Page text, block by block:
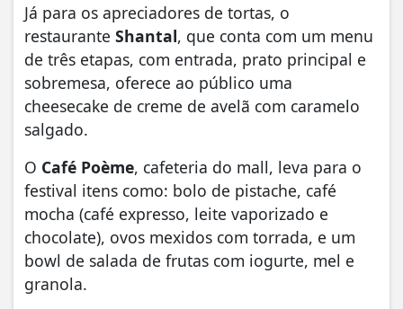
Já para os apreciadores de tortas, o
restaurante Shantal, que conta com um menu
de três etapas, com entrada, prato principal e
sobremesa, oferece ao público uma
cheesecake de creme de avelã com caramelo
salgado.
O Café Poème, cafeteria do mall, leva para o
festival itens como: bolo de pistache, café
mocha (café expresso, leite vaporizado e
chocolate), ovos mexidos com torrada, e um
bowl de salada de frutas com iogurte, mel e
granola.